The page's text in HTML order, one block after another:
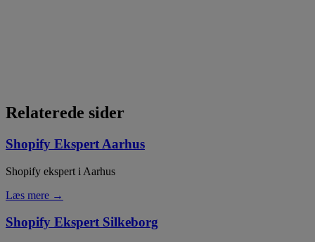
Relaterede sider
Shopify Ekspert Aarhus
Shopify ekspert i Aarhus
Læs mere →
Shopify Ekspert Silkeborg